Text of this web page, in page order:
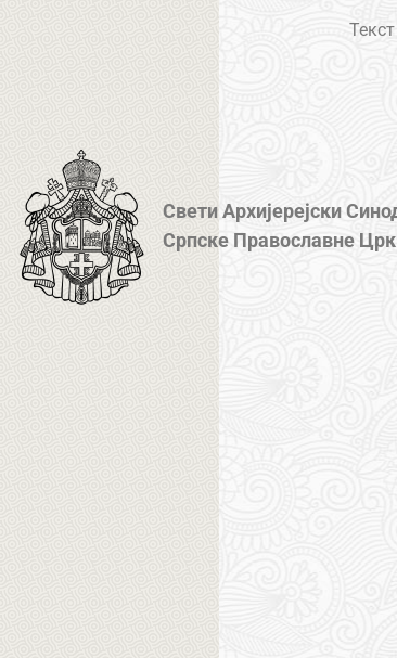
Свети Архијерејски
Српске Православне